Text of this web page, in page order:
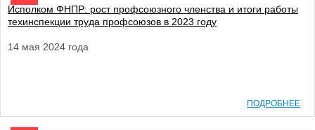
Исполком ФНПР: рост профсоюзного членства и итоги работы
техинспекции труда профсоюзов в 2023 году
14 мая 2024 года
ПОДРОБНЕЕ